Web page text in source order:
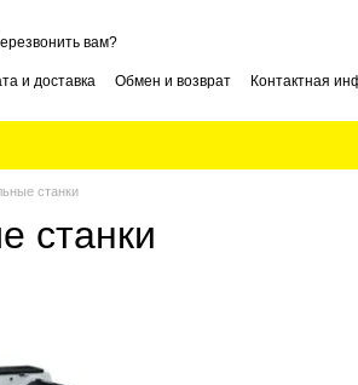
вам?
и доставка Обмен и возврат Контактная
станки
станки